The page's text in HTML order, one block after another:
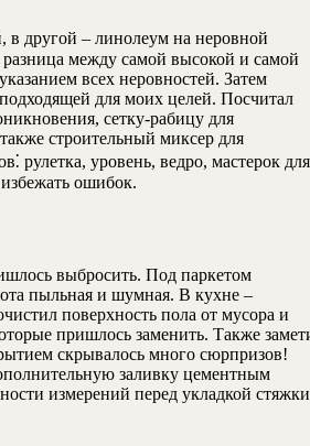
в другой – линолеум на неровной
между самой высокой и самой
всех неровностей. Затем
для моих целей. Посчитал
сетку-рабицу для
строительный миксер для
рулетка, уровень, ведро, мастерок для
ошибок.
выбросить. Под паркетом
пыльная и шумная. В кухне –
поверхность пола от мусора и
пришлось заменить. Также
скрывалось много сюрпризов!
заливку цементным
измерений перед укладкой